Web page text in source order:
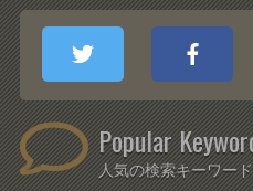
Popular
人気の検索キーワード